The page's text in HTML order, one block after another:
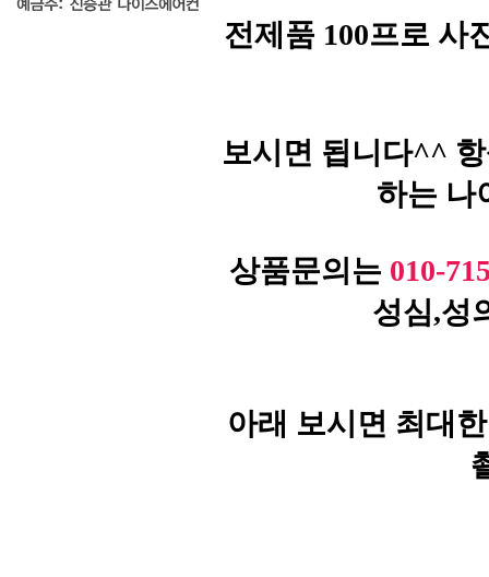
전제품 100프로 사
보시면 됩니다^^
하는 나
상품문의는 010-
성심,성
아래 보시면 최대